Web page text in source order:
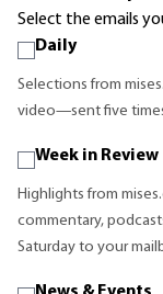
Select the emails
Daily
Selections from
video—sent five
Week in Review
Highlights from
commentary,
Saturday to your